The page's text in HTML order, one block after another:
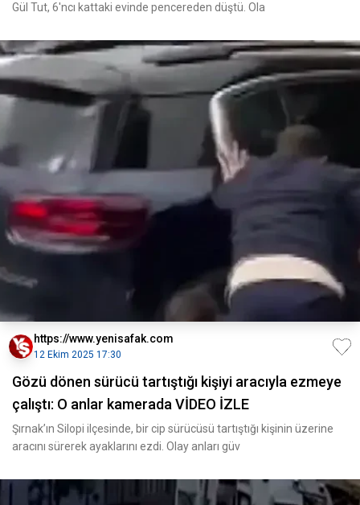
Gül Tut, 6'ncı kattaki evinde pencereden düştü. Ola
https://www.yenisafak.com
12 Ekim 2025 17:30
Gözü dönen sürücü tartıştığı kişiyi aracıyla ezmeye
çalıştı: O anlar kamerada VİDEO İZLE
Şırnak’ın Silopi ilçesinde, bir cip sürücüsü tartıştığı kişinin üzerine
aracını sürerek ayaklarını ezdi. Olay anları güv